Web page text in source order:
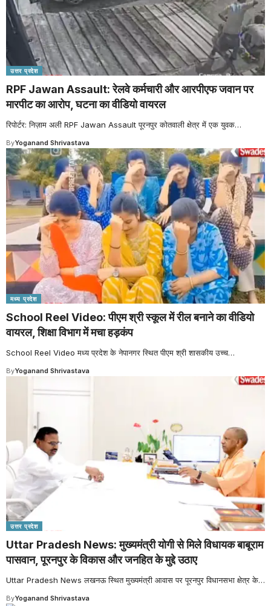
उत्तर प्रदेश
RPF Jawan Assault: रेलवे कर्मचारी और आरपीएफ जवान पर
मारपीट का आरोप, घटना का वीडियो वायरल
रिपोर्टर: निज़ाम अली RPF Jawan Assault पूरनपुर कोतवाली क्षेत्र में एक युवक…
ByYoganand Shrivastava
मध्य प्रदेश
School Reel Video: पीएम श्री स्कूल में रील बनाने का वीडियो
वायरल, शिक्षा विभाग में मचा हड़कंप
School Reel Video मध्य प्रदेश के नेपानगर स्थित पीएम श्री शासकीय उच्च…
ByYoganand Shrivastava
उत्तर प्रदेश
Uttar Pradesh News: मुख्यमंत्री योगी से मिले विधायक बाबूराम
पासवान, पूरनपुर के विकास और जनहित के मुद्दे उठाए
Uttar Pradesh News लखनऊ स्थित मुख्यमंत्री आवास पर पूरनपुर विधानसभा क्षेत्र के…
ByYoganand Shrivastava